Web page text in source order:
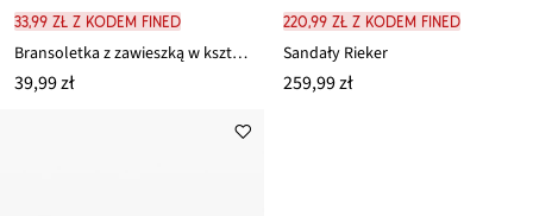
33,99 zł z kodem FINED
Bransoletka z zawieszką w kształcie drzewa życia
39,99 zł
220,99 zł z kodem FINED
Sandały Rieker
259,99 zł